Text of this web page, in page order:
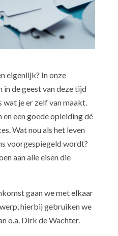
eigenlijk? In onze
in de geest van deze tijd
je er zelf van maakt.
een goede opleiding dé
Wat nou als het leven
voorgespiegeld wordt?
aan alle eisen die
gaan we met elkaar
hierbij gebruiken we
o.a. Dirk de Wachter.